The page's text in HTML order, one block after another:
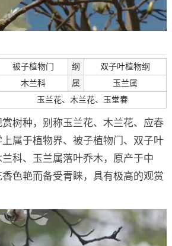
被子植物门 纲
双子叶植物纲
木兰科 属
玉兰属
玉兰花、木兰花、玉堂春
树种，别称玉兰花、木兰花、应春
属于植物界、被子植物门、双子叶
科、玉兰属落叶乔木，原产于中
色艳而备受青睐，具有极高的观赏